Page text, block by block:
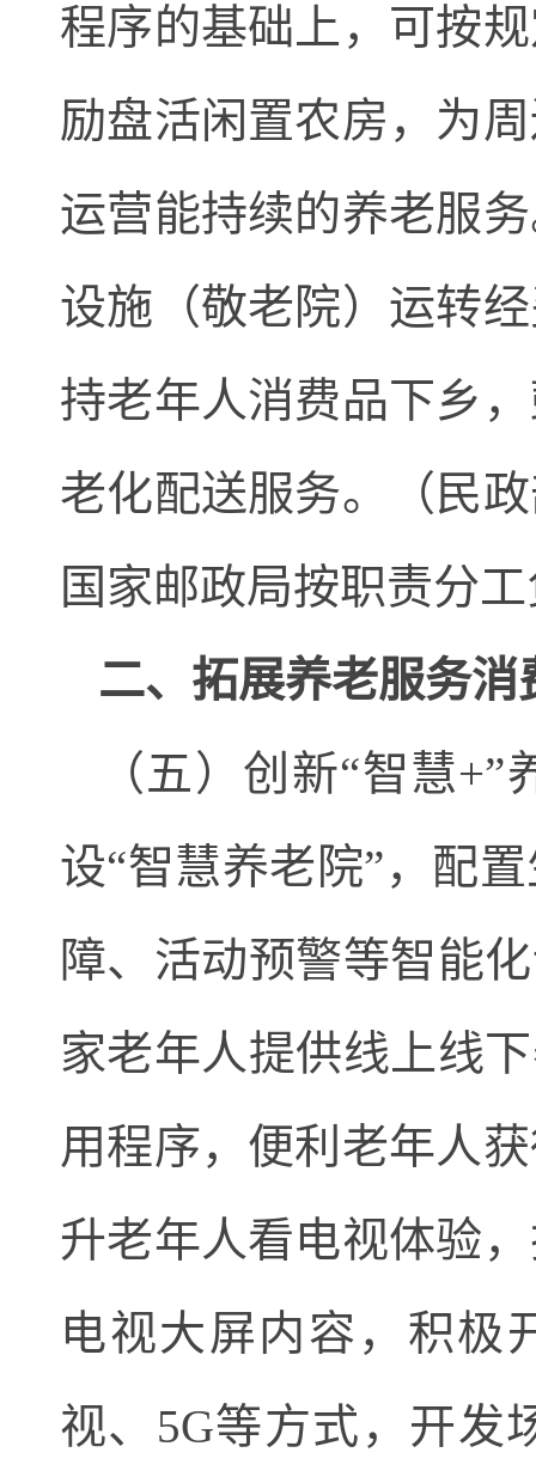
程序的基础上，可按
励盘活闲置农房，为
运营能持续的养老服
设施（敬老院）运转
持老年人消费品下乡
老化配送服务。（民
国家邮政局按职责分
二、拓展养老服务
（五）创新“智慧
设“智慧养老院”，配
障、活动预警等智能
家老年人提供线上线
用程序，便利老年人
升老年人看电视体验
电视大屏内容，积极
视、5G等方式，开发